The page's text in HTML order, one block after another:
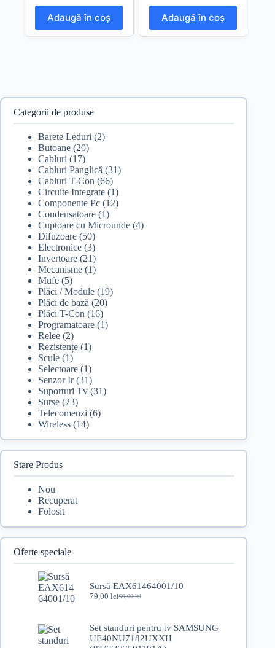
Adaugă în coș
inițial
a
fost:
curent
este:
39,00 lei.
Adaugă în coș
Categorii de produse
Barete Leduri (2)
Butoane (20)
Cabluri (17)
Cabluri Panglică (31)
Cabluri T-Con (66)
Circuite Integrate (1)
Componente Pc (12)
Condensatoare (1)
Cuptoare cu Microunde (4)
Difuzoare (50)
Electronice (3)
Invertoare (21)
Mecanisme (1)
Mufe (5)
Plăci / Module (19)
Plăci de bază (20)
Plăci T-Con (16)
Programatoare (1)
Relee (2)
Rezistențe (1)
Scule (1)
Selectoare (1)
Senzor Ir (31)
Suporturi Tv (31)
Surse (23)
Telecomenzi (6)
Wireless (14)
Stare Produs
Nou
Recuperat
Folosit
Oferte speciale
Sursă EAX61464001/10
90,00lei
Prețul
fost:
90,00 lei.
79,00 leiPrețul
79,00 lei.
Set standuri pentru tv SAMSUNG
UE40NU7182UXXH